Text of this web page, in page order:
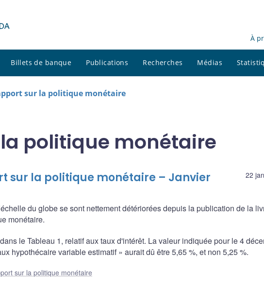
À
Billets de banque Publications Recherches Médias
sur la politique monétaire
politique monétaire
22
sur la politique monétaire – Janvier
du globe se sont nettement détériorées depuis la publication de la
monétaire.
le Tableau 1, relatif aux taux d'intérêt. La valeur indiquée pour le 4
hypothécaire variable estimatif » aurait dû être 5,65 %, et non 5,25 %.
sur la politique monétaire